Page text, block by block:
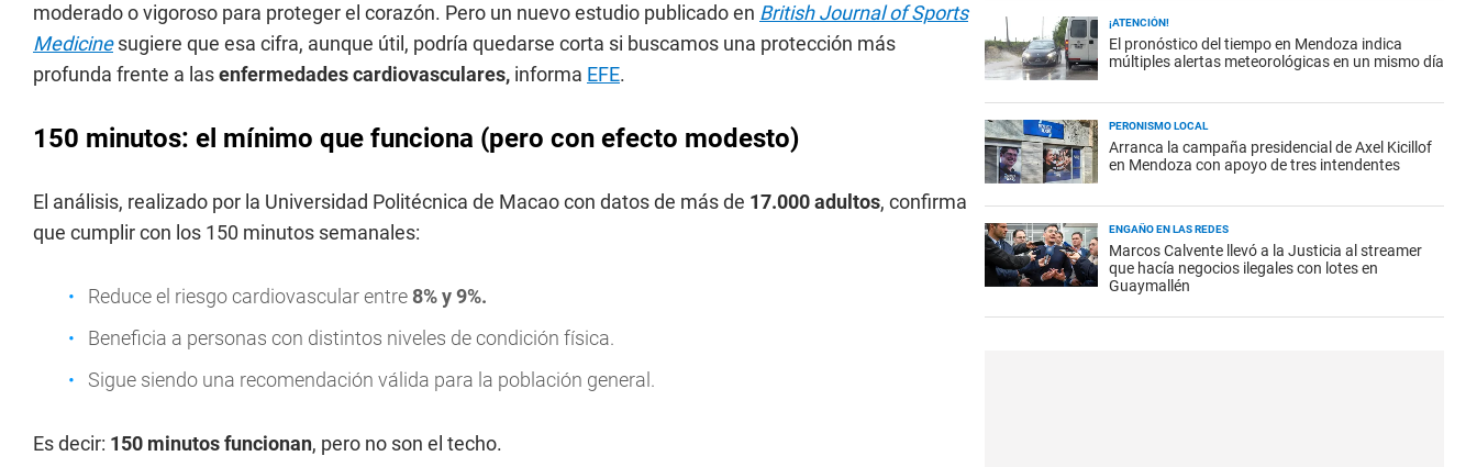
moderado o vigoroso para proteger el corazón. Pero un nuevo estudio publicado en British Journal of Sports
Medicinesugiere que esa cifra, aunque útil, podría quedarse corta si buscamos una protección más
profunda frente a lasenfermedades cardiovasculares, informa EFE.
150 minutos: el mínimo que funciona (pero con efecto modesto)
El análisis, realizado por la Universidad Politécnica de Macao con datos de más de 17.000 adultos, confirma
que cumplir con los 150 minutos semanales:
Reduce el riesgo cardiovascular entre 8% y 9%.
Beneficia a personas con distintos niveles de condición física.
Sigue siendo una recomendación válida para la población general.
Es decir: 150 minutos funcionan, pero no son el techo.
¡ATENCIÓN!
El pronóstico del tiempo en Mendoza indica
múltiples alertas meteorológicas en un mismo día
PERONISMO LOCAL
Arranca la campaña presidencial de Axel Kicillof
en Mendoza con apoyo de tres intendentes
ENGAÑO EN LAS REDES
Marcos Calvente llevó a la Justicia al streamer
que hacía negocios ilegales con lotes en
Guaymallén